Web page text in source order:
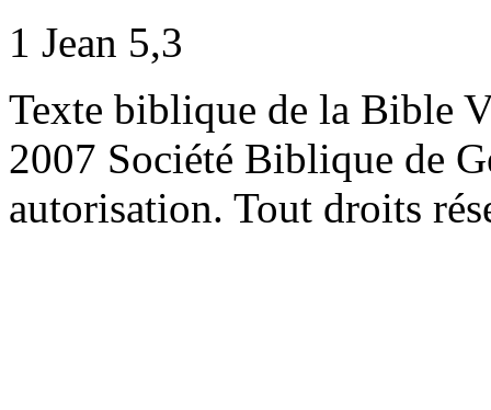
1 Jean 5,3
Texte biblique de la Bible
2007 Société Biblique de
autorisation. Tout droits